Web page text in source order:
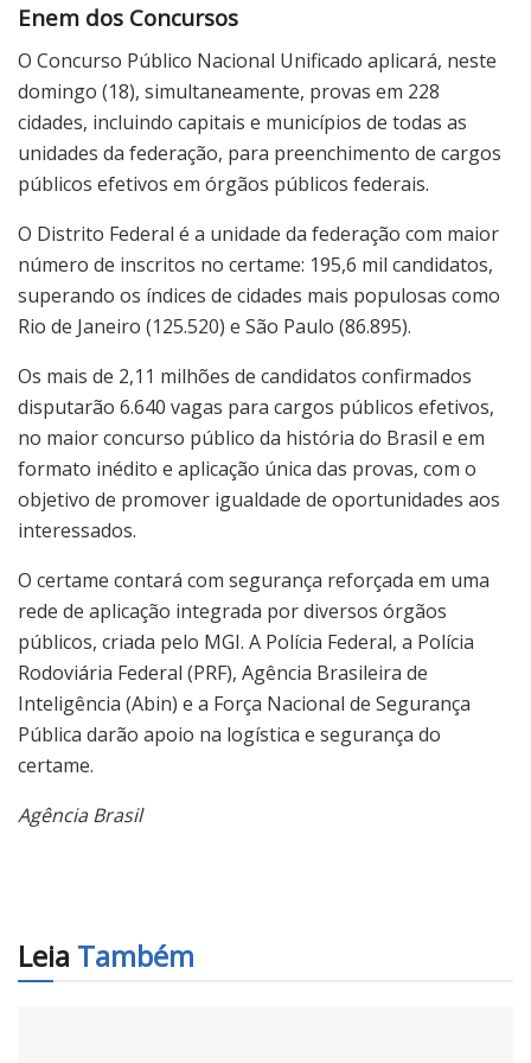
Enem dos Concursos
O Concurso Público Nacional Unificado aplicará, neste
domingo (18), simultaneamente, provas em 228
cidades, incluindo capitais e municípios de todas as
unidades da federação, para preenchimento de cargos
públicos efetivos em órgãos públicos federais.
O Distrito Federal é a unidade da federação com maior
número de inscritos no certame: 195,6 mil candidatos,
superando os índices de cidades mais populosas como
Rio de Janeiro (125.520) e São Paulo (86.895).
Os mais de 2,11 milhões de candidatos confirmados
disputarão 6.640 vagas para cargos públicos efetivos,
no maior concurso público da história do Brasil e em
formato inédito e aplicação única das provas, com o
objetivo de promover igualdade de oportunidades aos
interessados.
O certame contará com segurança reforçada em uma
rede de aplicação integrada por diversos órgãos
públicos, criada pelo MGI. A Polícia Federal, a Polícia
Rodoviária Federal (PRF), Agência Brasileira de
Inteligência (Abin) e a Força Nacional de Segurança
Pública darão apoio na logística e segurança do
certame.
Agência Brasil
Leia Também